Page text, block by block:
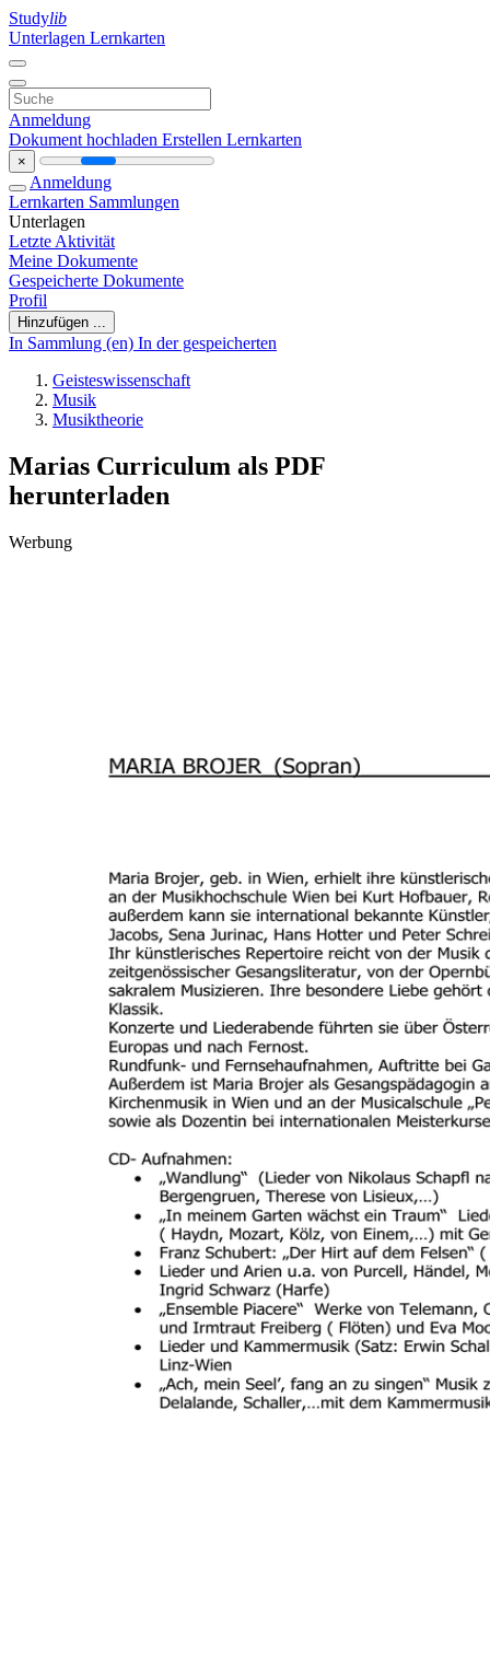
Studylib
Unterlagen Lernkarten
Anmeldung
Dokument hochladen Erstellen Lernkarten
×
Anmeldung
Lernkarten Sammlungen
Unterlagen
Letzte Aktivität
Meine Dokumente
Gespeicherte Dokumente
Profil
Hinzufügen ...
In Sammlung (en) In der gespeicherten
Geisteswissenschaft
Musik
Musiktheorie
Marias Curriculum als PDF
herunterladen
Werbung